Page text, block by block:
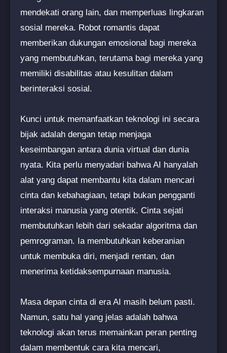
mendekati orang lain, dan memperluas lingkaran
sosial mereka. Robot romantis dapat
memberikan dukungan emosional bagi mereka
yang membutuhkan, terutama bagi mereka yang
memiliki disabilitas atau kesulitan dalam
berinteraksi sosial.
Kunci untuk memanfaatkan teknologi ini secara
bijak adalah dengan tetap menjaga
keseimbangan antara dunia virtual dan dunia
nyata. Kita perlu menyadari bahwa AI hanyalah
alat yang dapat membantu kita dalam mencari
cinta dan kebahagiaan, tetapi bukan pengganti
interaksi manusia yang otentik. Cinta sejati
membutuhkan lebih dari sekadar algoritma dan
pemrograman. Ia membutuhkan keberanian
untuk membuka diri, menjadi rentan, dan
menerima ketidaksempurnaan manusia.
Masa depan cinta di era AI masih belum pasti.
Namun, satu hal yang jelas adalah bahwa
teknologi akan terus memainkan peran penting
dalam membentuk cara kita mencari,